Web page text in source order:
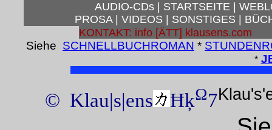
AUDIO-CDs
STARTSEITE
PROSA
VIDEOS SONSTIGES
KONTAKT: info [ÄTT] klausens.com
Siehe SCHNELLBUCHROMAN *
*
© Klau|s|ens ĦķΩ7